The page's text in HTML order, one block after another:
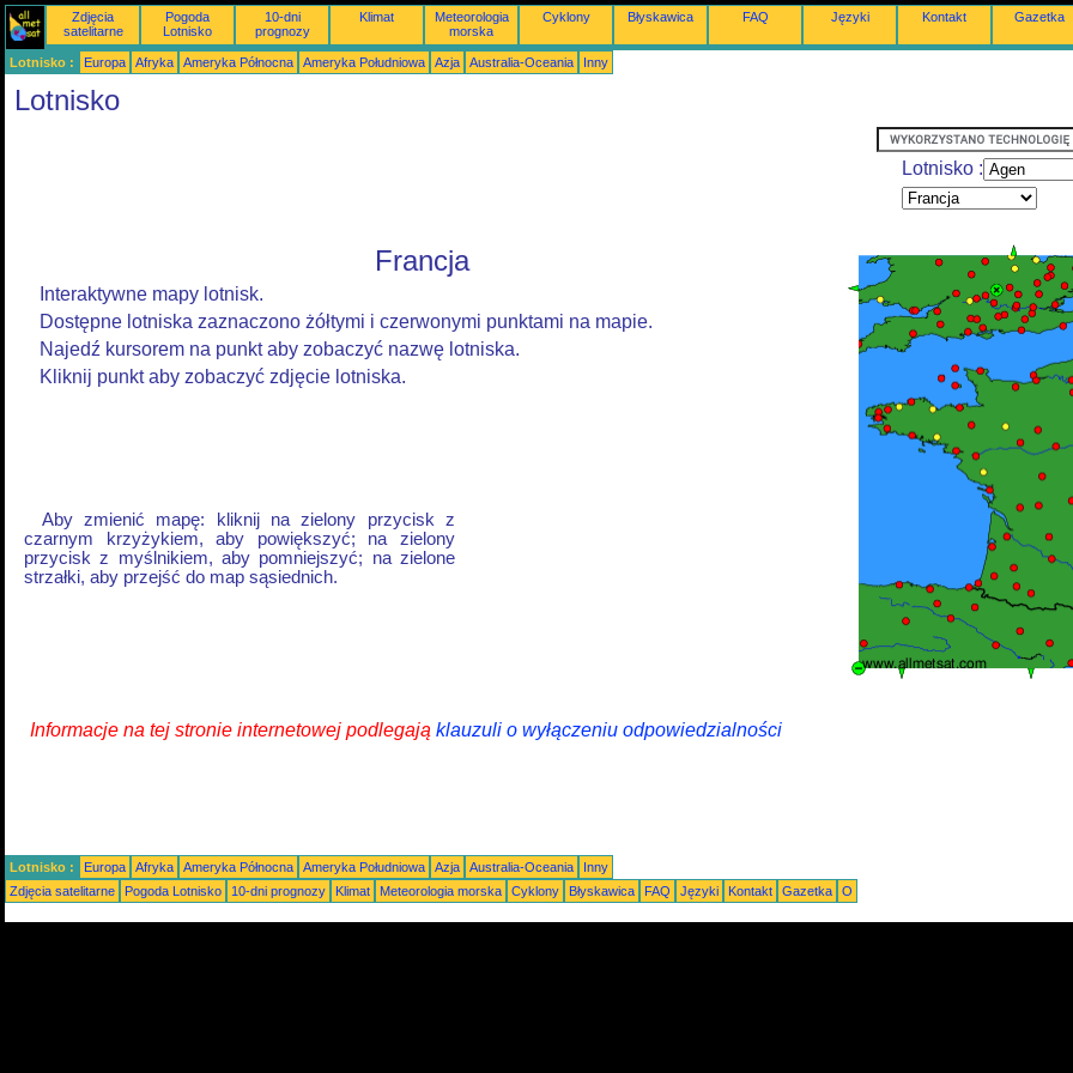
Zdjęcia
satelitarne
Pogoda
Lotnisko
10-dni
prognozy
Klimat
Meteorologia
morska
Cyklony Błyskawica FAQ Języki Kontakt Gazetka
Lotnisko : Europa Afryka Ameryka Północna Ameryka Południowa Azja Australia-Oceania Inny
Lotnisko
Lotnisko :
Francja
Interaktywne mapy lotnisk.
Dostępne lotniska zaznaczono żółtymi i czerwonymi punktami na mapie.
Najedź kursorem na punkt aby zobaczyć nazwę lotniska.
Kliknij punkt aby zobaczyć zdjęcie lotniska.
Aby zmienić mapę: kliknij na zielony przycisk z
czarnym krzyżykiem, aby powiększyć; na zielony
przycisk z myślnikiem, aby pomniejszyć; na zielone
strzałki, aby przejść do map sąsiednich.
Informacje na tej stronie internetowej podlegają klauzuli o wyłączeniu odpowiedzialności
Lotnisko : Europa Afryka Ameryka Północna Ameryka Południowa Azja Australia-Oceania
Inny
Zdjęcia satelitarne
Pogoda Lotnisko 10-dni prognozy Klimat Meteorologia morska Cyklony Błyskawica FAQ Języki Kontakt Gazetka O